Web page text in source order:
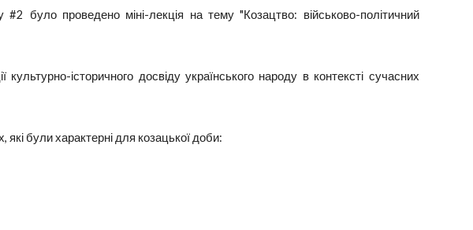
було проведено міні-лекція на тему "Козацтво: військово-політичний
культурно-історичного досвіду українського народу в контексті сучасних
були характерні для козацької доби: